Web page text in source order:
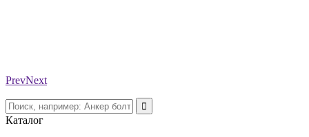
PrevNext
Каталог